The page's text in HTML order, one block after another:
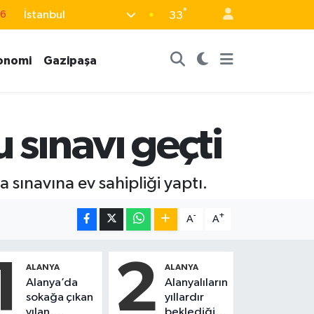
İstanbul 33°
Gazipaşa
geçti
ev sahipliği yaptı.
A- A+
ALANYA
Alanya’da
sokağa çıkan
2 ALANYA
Alanyalıların
yıllardır